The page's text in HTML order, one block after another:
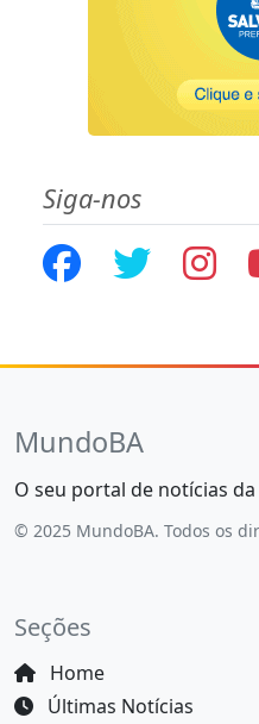
Siga-nos
MundoBA
O seu portal de notícias
© 2025 MundoBA. Todos os
Seções
Home
Últimas Notícias